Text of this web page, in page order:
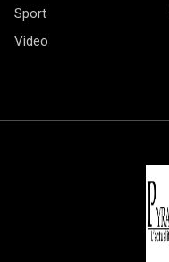
Sport
Video